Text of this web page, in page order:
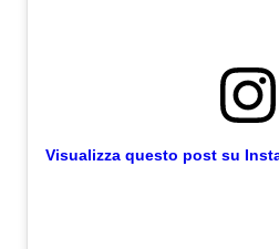
Visualizza questo post su